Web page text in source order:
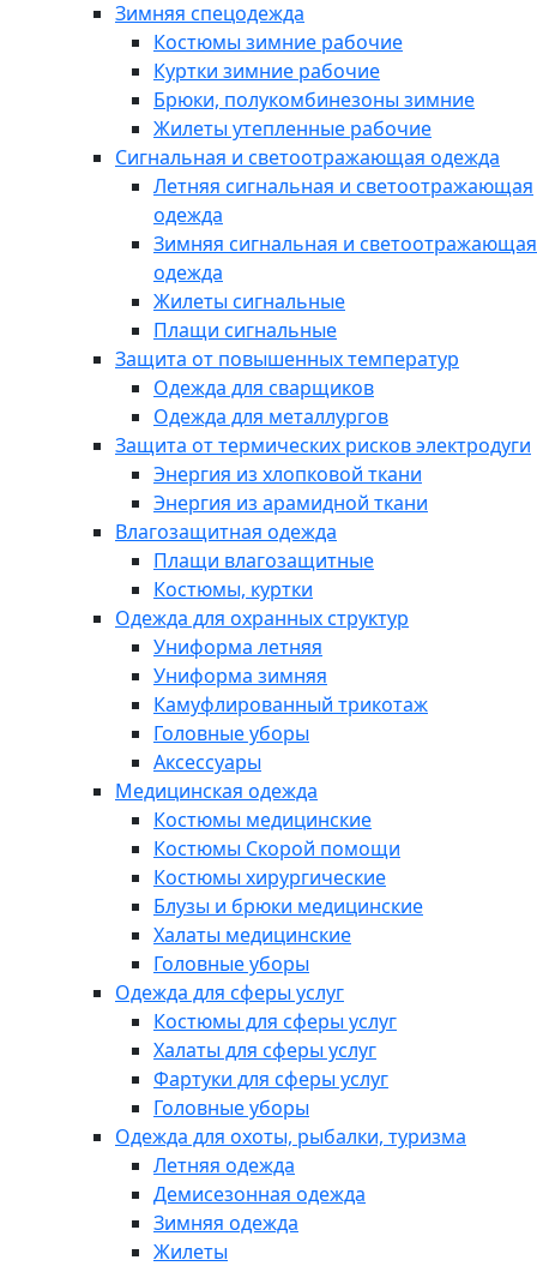
Зимняя спецодежда
Костюмы зимние рабочие
Куртки зимние рабочие
Брюки, полукомбинезоны зимние
Жилеты утепленные рабочие
Сигнальная и светоотражающая одежда
Летняя сигнальная и светоотражающая
одежда
Зимняя сигнальная и светоотражающая
одежда
Жилеты сигнальные
Плащи сигнальные
Защита от повышенных температур
Одежда для сварщиков
Одежда для металлургов
Защита от термических рисков электродуги
Энергия из хлопковой ткани
Энергия из арамидной ткани
Влагозащитная одежда
Плащи влагозащитные
Костюмы, куртки
Одежда для охранных структур
Униформа летняя
Униформа зимняя
Камуфлированный трикотаж
Головные уборы
Аксессуары
Медицинская одежда
Костюмы медицинские
Костюмы Скорой помощи
Костюмы хирургические
Блузы и брюки медицинские
Халаты медицинские
Головные уборы
Одежда для сферы услуг
Костюмы для сферы услуг
Халаты для сферы услуг
Фартуки для сферы услуг
Головные уборы
Одежда для охоты, рыбалки, туризма
Летняя одежда
Демисезонная одежда
Зимняя одежда
Жилеты